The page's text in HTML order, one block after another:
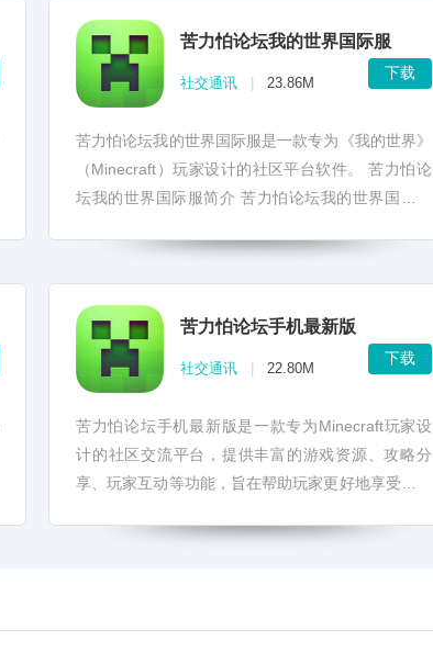
苦力怕论坛我的世界国际服
社交通讯 23.86M
下载
苦力怕论坛我的世界国际服是一款专为《我的世界》
（Minecraft）玩家设计的社区平台软件。 苦力怕论
坛我的世界国际服简介 苦力怕论坛我的世界国际服
苦力怕论坛手机最新版
社交通讯 22.80M
下载
苦力怕论坛手机最新版是一款专为Minecraft玩家设
计的社区交流平台，提供丰富的游戏资源、攻略分
享、玩家互动等功能，旨在帮助玩家更好地享受游戏